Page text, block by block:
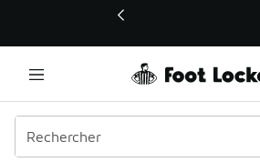
Ce lien ouvrira une nouvelle fenêtre